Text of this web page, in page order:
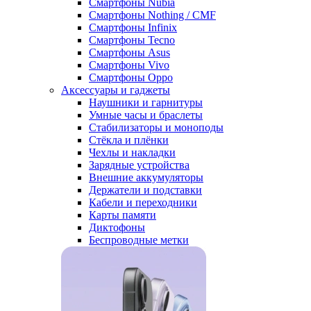
Смартфоны Nubia
Смартфоны Nothing / CMF
Смартфоны Infinix
Смартфоны Tecno
Смартфоны Asus
Смартфоны Vivo
Смартфоны Oppo
Аксессуары и гаджеты
Наушники и гарнитуры
Умные часы и браслеты
Стабилизаторы и моноподы
Стёкла и плёнки
Чехлы и накладки
Зарядные устройства
Внешние аккумуляторы
Держатели и подставки
Кабели и переходники
Карты памяти
Диктофоны
Беспроводные метки